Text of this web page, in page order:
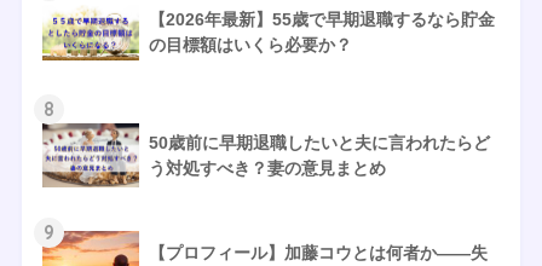
【2026年最新】55歳で早期退職するなら貯金
の目標額はいくら必要か？
8
50歳前に早期退職したいと夫に言われたらど
う対処すべき？妻の意見まとめ
9
【プロフィール】加藤コウとは何者か——失